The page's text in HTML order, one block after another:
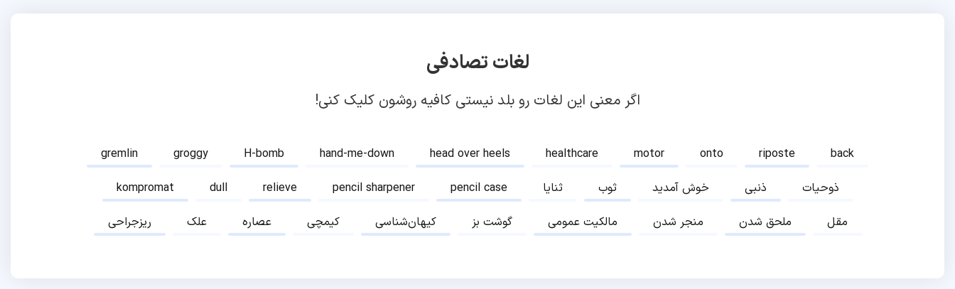
لغات تصادفی
اگر معنی این لغات رو بلد نیستی کافیه روشون کلیک کنی!
gremlin groggy H-bomb hand-me-down head over heels healthcare motor onto riposte
back
kompromat
dull relieve pencil sharpener pencil case ثنایا ثوب خوش آمدید ذنبی
ذوحیات
ریزجراحی
علک عصاره کیمچی کیهان‌شناسی گوشت بز مالکیت عمومی منجر شدن ملحق شدن مقل